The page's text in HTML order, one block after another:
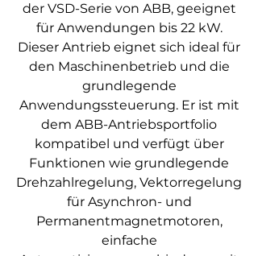
der VSD-Serie von ABB, geeignet
für Anwendungen bis 22 kW.
Dieser Antrieb eignet sich ideal für
den Maschinenbetrieb und die
grundlegende
Anwendungssteuerung. Er ist mit
dem ABB-Antriebsportfolio
kompatibel und verfügt über
Funktionen wie grundlegende
Drehzahlregelung, Vektorregelung
für Asynchron- und
Permanentmagnetmotoren,
einfache